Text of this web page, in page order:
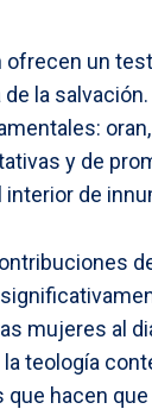
ofrecen un
la
y de
de
mujeres al
teología
hacen